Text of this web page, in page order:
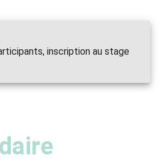
inscription au stage